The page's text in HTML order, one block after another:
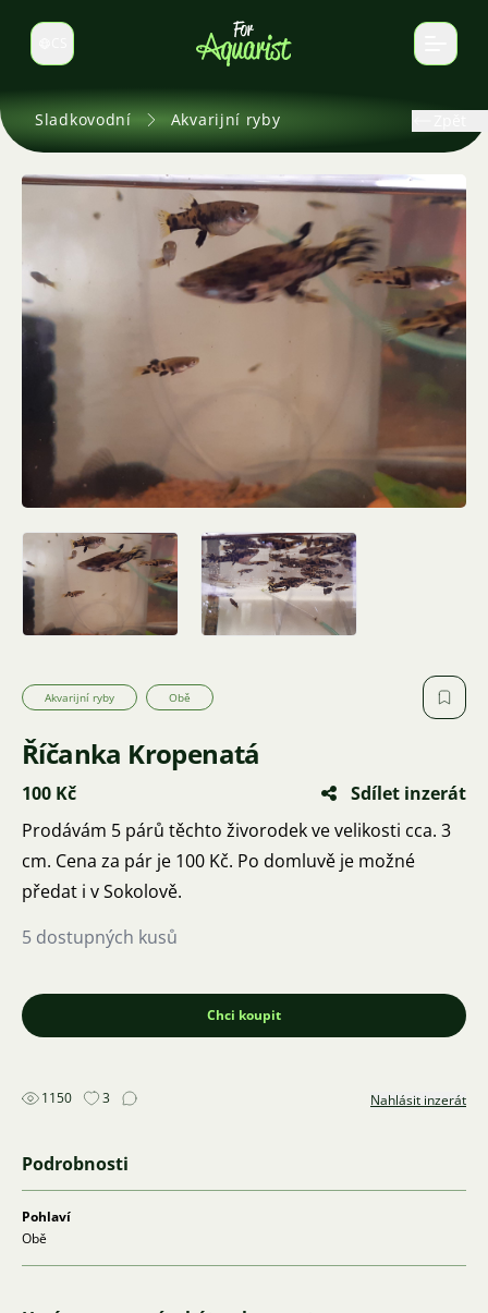
Select language
Sladkovodní Akvarijní ryby
Akvarijní ryby Obě
Říčanka Kropenatá
100 Kč
Sdílet inzerát
Prodávám 5 párů těchto živorodek ve velikosti cca. 3
cm. Cena za pár je 100 Kč. Po domluvě je možné
předat i v Sokolově.
5 dostupných kusů
Chci koupit
1150 3 Nahlásit inzerát
Podrobnosti
Pohlaví
Obě